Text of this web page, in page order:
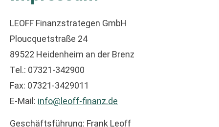
LEOFF Finanzstrategen GmbH
Ploucquetstraße 24
89522 Heidenheim an der Brenz
Tel.: 07321-342900
Fax: 07321-3429011
E-Mail: info@leoff-finanz.de
Geschäftsführung: Frank Leoff